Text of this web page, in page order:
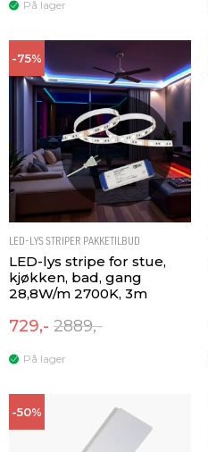
På lager
-75%
LED-LYS STRIPER PAKKETILBUD
LED-lys stripe for stue,
kjøkken, bad, gang
28,8W/m 2700K, 3m
729,- 2889,-
På lager
-50%